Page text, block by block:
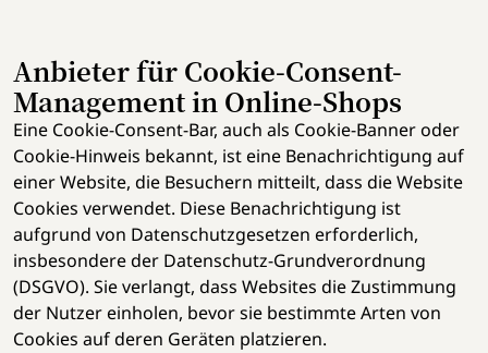
Anbieter für Cookie-Consent-
Management in Online-Shops
Eine Cookie-Consent-Bar, auch als Cookie-Banner oder
Cookie-Hinweis bekannt, ist eine Benachrichtigung auf
einer Website, die Besuchern mitteilt, dass die Website
Cookies verwendet. Diese Benachrichtigung ist
aufgrund von Datenschutzgesetzen erforderlich,
insbesondere der Datenschutz-Grundverordnung
(DSGVO). Sie verlangt, dass Websites die Zustimmung
der Nutzer einholen, bevor sie bestimmte Arten von
Cookies auf deren Geräten platzieren.